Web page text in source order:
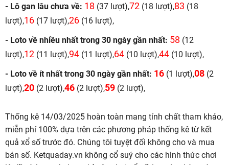
- Lô gan lâu chưa về: 18 (37 lượt),72 (18 lượt),83 (18
lượt),16 (17 lượt),26 (16 lượt),
- Loto về nhiều nhất trong 30 ngày gần nhất: 58 (12
lượt),12 (11 lượt),94 (11 lượt),64 (10 lượt),44 (10 lượt),
- Loto về ít nhất trong 30 ngày gần nhất: 16 (1 lượt),08 (2
lượt),20 (2 lượt),46 (2 lượt),59 (2 lượt),
Thống kê 14/03/2025 hoàn toàn mang tính chất tham khảo,
miễn phí 100% dựa trên các phương pháp thống kê từ kết
quả xổ số trước đó. Chúng tôi tuyệt đối không cho và mua
bán số. Ketquaday.vn không cổ suý cho các hình thức chơi